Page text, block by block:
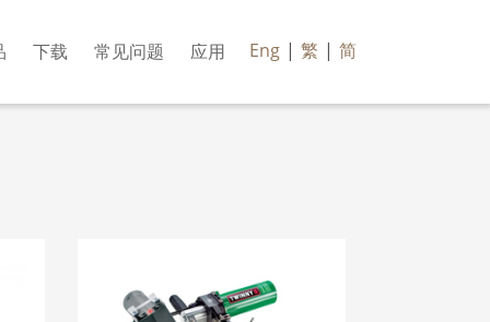
下载 常见问题 应用 Eng | 繁 | 简